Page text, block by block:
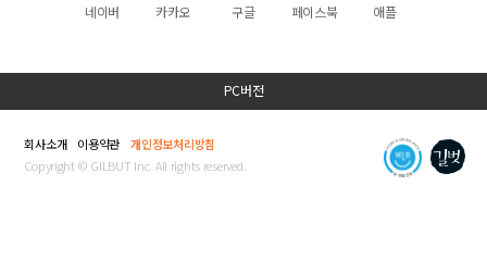
네이버 카카오 구글 페이스북 애플
PC버전
회사소개 이용약관
개인정보처리방침
Copyright © GILBUT Inc. All rights reserved.